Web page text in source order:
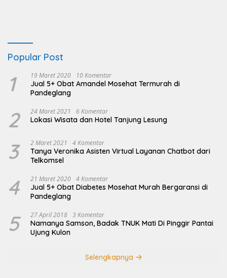
Popular Post
1 19 Maret 2020 10 Komentar
Jual 5+ Obat Amandel Mosehat Termurah di
Pandeglang
2 24 Maret 2021 6 Komentar
Lokasi Wisata dan Hotel Tanjung Lesung
3 2 Maret 2021 4 Komentar
Tanya Veronika Asisten Virtual Layanan Chatbot dari
Telkomsel
4 21 Maret 2020 4 Komentar
Jual 5+ Obat Diabetes Mosehat Murah Bergaransi di
Pandeglang
5 27 April 2018 3 Komentar
Namanya Samson, Badak TNUK Mati Di Pinggir Pantai
Ujung Kulon
Selengkapnya